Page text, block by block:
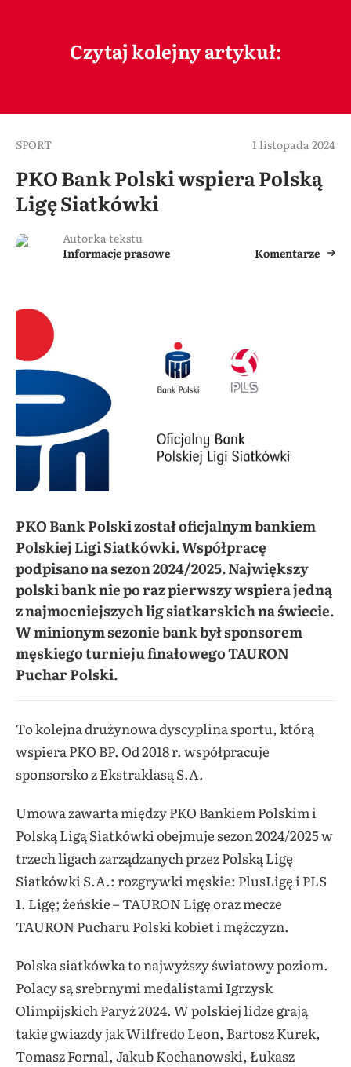
Czytaj kolejny artykuł:
SPORT 1 listopada 2024
PKO Bank Polski wspiera Polską
Ligę Siatkówki
Autorka tekstu
Informacje prasowe
Komentarze
PKO Bank Polski został oficjalnym bankiem
Polskiej Ligi Siatkówki. Współpracę
podpisano na sezon 2024/2025. Największy
polski bank nie po raz pierwszy wspiera jedną
z najmocniejszych lig siatkarskich na świecie.
W minionym sezonie bank był sponsorem
męskiego turnieju finałowego TAURON
Puchar Polski.
To kolejna drużynowa dyscyplina sportu, którą
wspiera PKO BP. Od 2018 r. współpracuje
sponsorsko z Ekstraklasą S.A.
Umowa zawarta między PKO Bankiem Polskim i
Polską Ligą Siatkówki obejmuje sezon 2024/2025 w
trzech ligach zarządzanych przez Polską Ligę
Siatkówki S.A.: rozgrywki męskie: PlusLigę i PLS
1. Ligę; żeńskie – TAURON Ligę oraz mecze
TAURON Pucharu Polski kobiet i mężczyzn.
Polska siatkówka to najwyższy światowy poziom.
Polacy są srebrnymi medalistami Igrzysk
Olimpijskich Paryż 2024. W polskiej lidze grają
takie gwiazdy jak Wilfredo Leon, Bartosz Kurek,
Tomasz Fornal, Jakub Kochanowski, Łukasz